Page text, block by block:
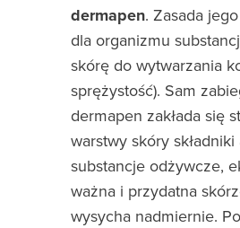
dermapen. Zasada
dla organizmu
skórę do wytwarzania
sprężystość). Sam
dermapen zakłada się
warstwy skóry
substancje odżywcze,
ważna i przydatna
wysycha nadmiernie.